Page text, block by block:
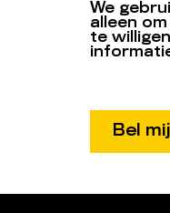
We
alleen
te